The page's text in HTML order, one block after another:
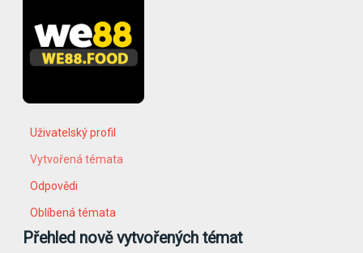
Uživatelský profil
Vytvořená témata
Odpovědi
Oblíbená témata
Přehled nově vytvořených témat